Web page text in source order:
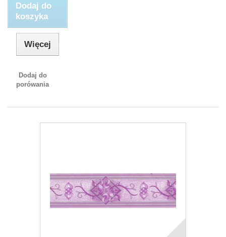
Dodaj do
koszyka
Więcej
Dodaj do
porówania